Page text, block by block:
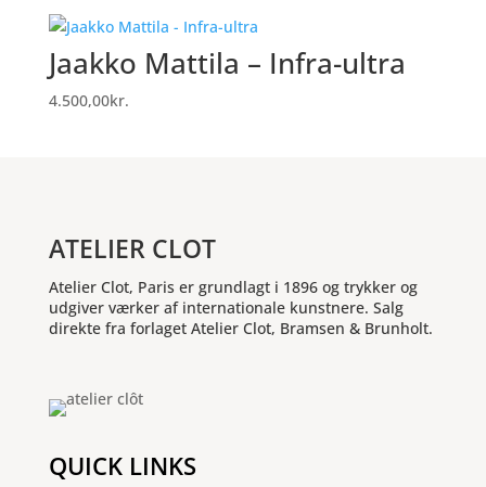
Jaakko Mattila – Infra-ultra
4.500,00kr.
ATELIER CLOT
Atelier Clot, Paris er grundlagt i 1896 og trykker og
udgiver værker af internationale kunstnere. Salg
direkte fra forlaget Atelier Clot, Bramsen & Brunholt.
QUICK LINKS